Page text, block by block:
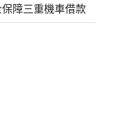
障三重機車借款